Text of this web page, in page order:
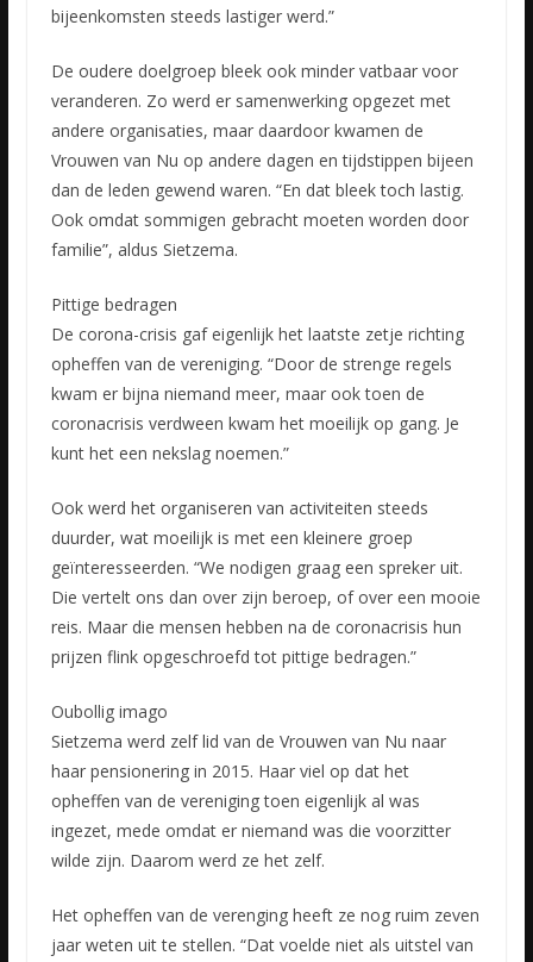
bijeenkomsten steeds lastiger werd.”
De oudere doelgroep bleek ook minder vatbaar voor
veranderen. Zo werd er samenwerking opgezet met
andere organisaties, maar daardoor kwamen de
Vrouwen van Nu op andere dagen en tijdstippen bijeen
dan de leden gewend waren. “En dat bleek toch lastig.
Ook omdat sommigen gebracht moeten worden door
familie”, aldus Sietzema.
Pittige bedragen
De corona-crisis gaf eigenlijk het laatste zetje richting
opheffen van de vereniging. “Door de strenge regels
kwam er bijna niemand meer, maar ook toen de
coronacrisis verdween kwam het moeilijk op gang. Je
kunt het een nekslag noemen.”
Ook werd het organiseren van activiteiten steeds
duurder, wat moeilijk is met een kleinere groep
geïnteresseerden. “We nodigen graag een spreker uit.
Die vertelt ons dan over zijn beroep, of over een mooie
reis. Maar die mensen hebben na de coronacrisis hun
prijzen flink opgeschroefd tot pittige bedragen.”
Oubollig imago
Sietzema werd zelf lid van de Vrouwen van Nu naar
haar pensionering in 2015. Haar viel op dat het
opheffen van de vereniging toen eigenlijk al was
ingezet, mede omdat er niemand was die voorzitter
wilde zijn. Daarom werd ze het zelf.
Het opheffen van de verenging heeft ze nog ruim zeven
jaar weten uit te stellen. “Dat voelde niet als uitstel van